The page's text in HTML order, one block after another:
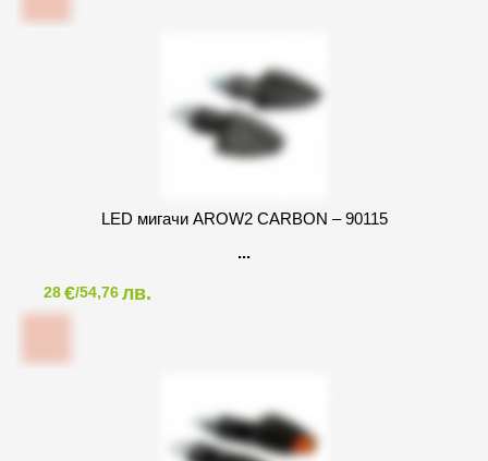
LED мигачи AROW2 CARBON – 90115
28€/54,76лв.